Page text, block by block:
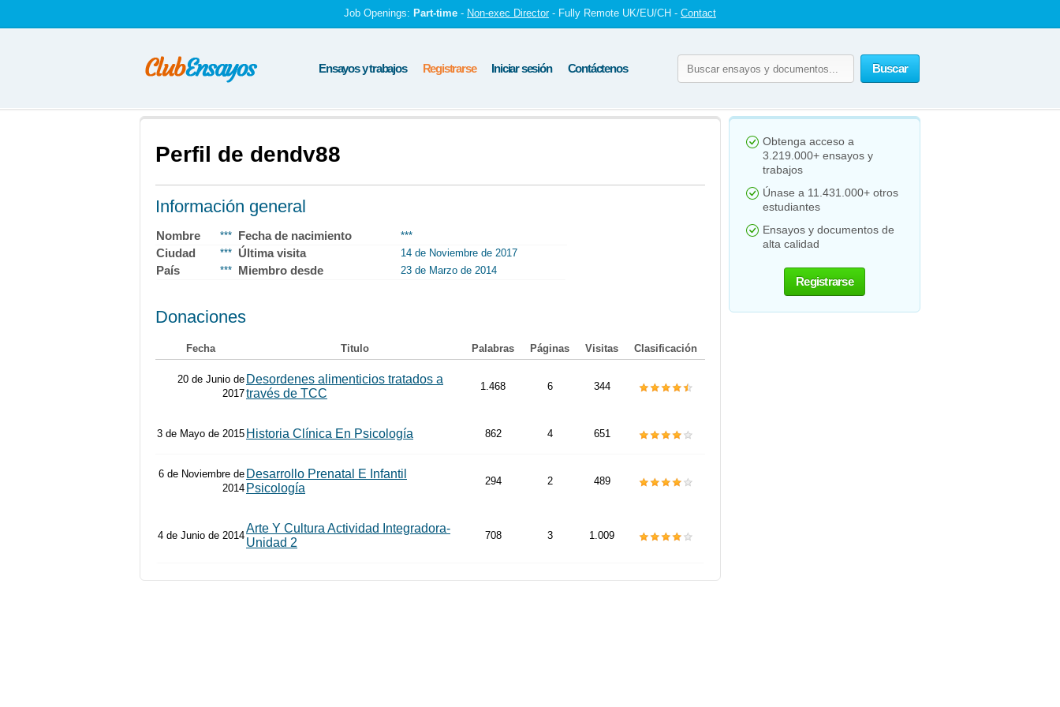
Job Openings: Part-time - Non-exec Director - Fully Remote UK/EU/CH - Contact
Buscar
Ensayos y trabajos Registrarse Iniciar sesión Contáctenos
Perfil de dendv88
Información general
Nombre *** Fecha de nacimiento ***
Ciudad *** Última visita 14 de Noviembre de 2017
País *** Miembro desde 23 de Marzo de 2014
Donaciones
Fecha Titulo Palabras Páginas Visitas Clasificación
20 de Junio de
2017
Desordenes alimenticios tratados a
través de TCC
1.468 6 344
3 de Mayo de 2015 Historia Clínica En Psicología 862 4 651
6 de Noviembre de
2014
Desarrollo Prenatal E Infantil
Psicología
294 2 489
4 de Junio de 2014
Arte Y Cultura Actividad Integradora-
Unidad 2
708 3 1.009
Obtenga acceso a
3.219.000+ ensayos y
trabajos
Únase a 11.431.000+ otros
estudiantes
Ensayos y documentos de
alta calidad
Registrarse